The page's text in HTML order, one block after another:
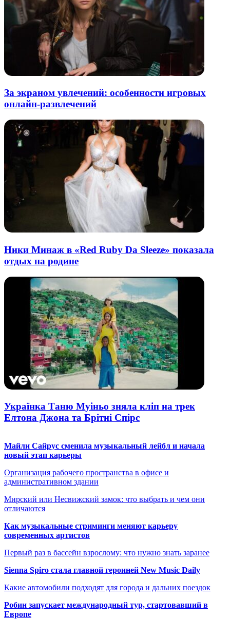
За экраном увлечений: особенности игровых
онлайн-развлечений
Ники Минаж в «Red Ruby Da Sleeze» показала
отдых на родине
Українка Таню Муіньо зняла кліп на трек
Елтона Джона та Брітні Спірс
Майли Сайрус сменила музыкальный лейбл и начала
новый этап карьеры
Организация рабочего пространства в офисе и
административном здании
Мирский или Несвижский замок: что выбрать и чем они
отличаются
Как музыкальные стриминги меняют карьеру
современных артистов
Первый раз в бассейн взрослому: что нужно знать заранее
Sienna Spiro стала главной героиней New Music Daily
Какие автомобили подходят для города и дальних поездок
Робин запускает международный тур, стартовавший в
Европе